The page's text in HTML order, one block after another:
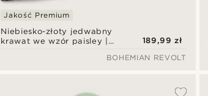
Niebiesko-złoty jedwabny
krawat we wzór paisley |
Jakość Premium
189,99 zł
BOHEMIAN REVOLT